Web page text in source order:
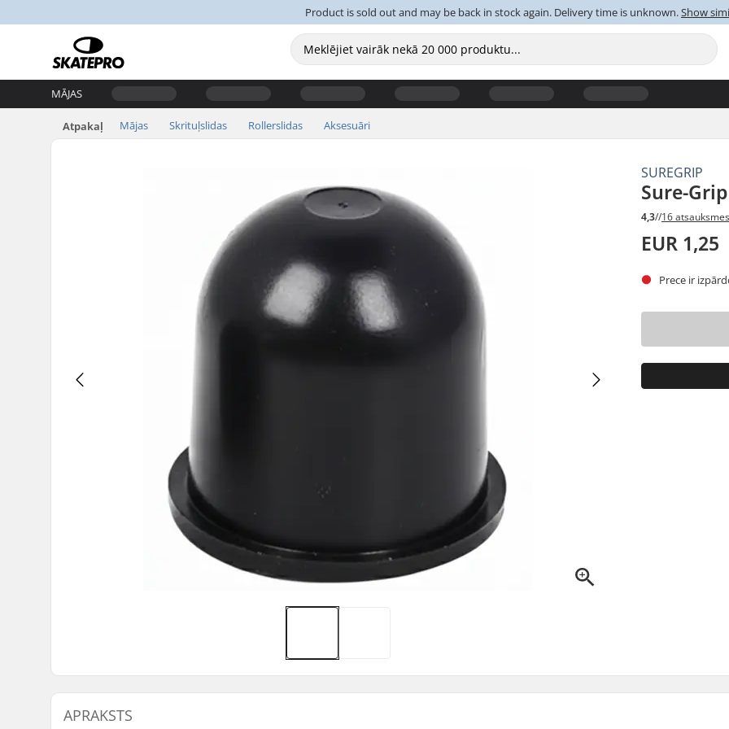
Product is sold out and may be back in stock again. Delivery time is unknown.Show
MĀJAS
Atpakaļ Mājas Skrituļslidas Rollerslidas Aksesuāri
SUREGRIP
Sure-
4,3//16 atsauksmes
EUR 1,25
Prece ir
APRAKSTS